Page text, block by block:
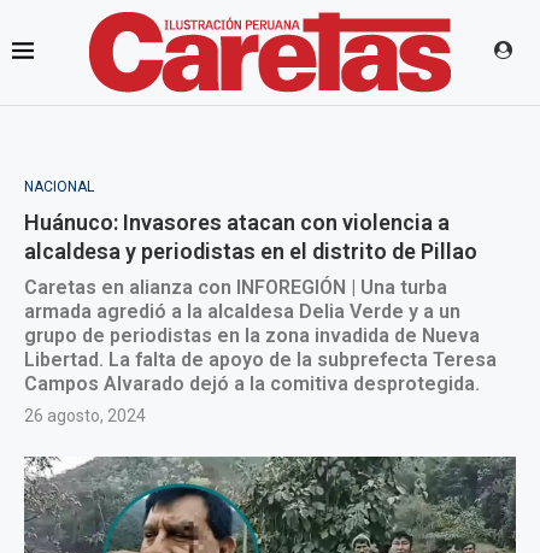
NACIONAL
Huánuco: Invasores atacan con violencia a
alcaldesa y periodistas en el distrito de Pillao
Caretas en alianza con INFOREGIÓN | Una turba
armada agredió a la alcaldesa Delia Verde y a un
grupo de periodistas en la zona invadida de Nueva
Libertad. La falta de apoyo de la subprefecta Teresa
Campos Alvarado dejó a la comitiva desprotegida.
26 agosto, 2024